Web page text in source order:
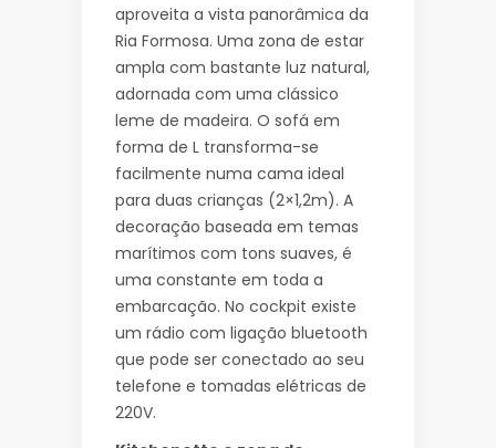
aproveita a vista panorâmica da
Ria Formosa. Uma zona de estar
ampla com bastante luz natural,
adornada com uma clássico
leme de madeira. O sofá em
forma de L transforma-se
facilmente numa cama ideal
para duas crianças (2×1,2m). A
decoração baseada em temas
marítimos com tons suaves, é
uma constante em toda a
embarcação. No cockpit existe
um rádio com ligação bluetooth
que pode ser conectado ao seu
telefone e tomadas elétricas de
220V.